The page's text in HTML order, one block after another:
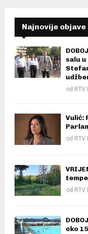
Najnovije objave
salu
od RTV
Vulić:
od RTV
od RTV
oko